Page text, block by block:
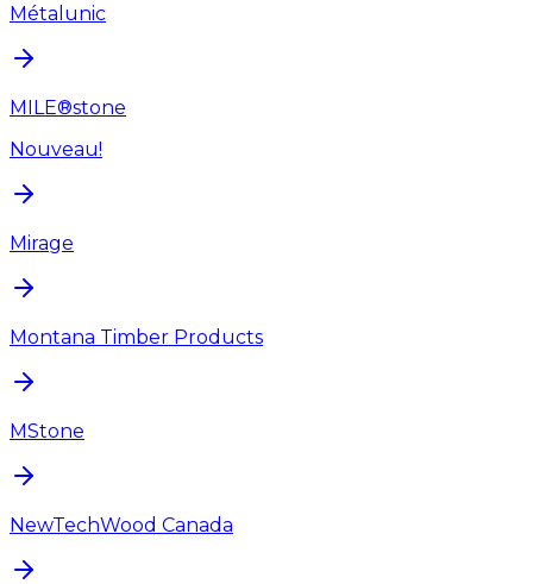
Métalunic
MILE®stone
Nouveau!
Mirage
Montana Timber Products
MStone
NewTechWood Canada